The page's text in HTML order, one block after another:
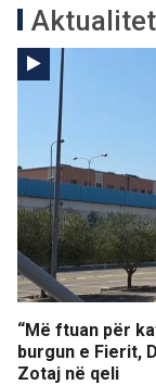
“Më ftuan për
burgun e Fierit,
Zotaj në qeli